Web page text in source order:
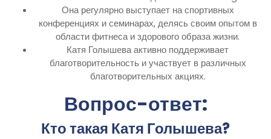
Она регулярно выступает на спортивных
конференциях и семинарах, делясь своим опытом в
области фитнеса и здорового образа жизни.
Катя Голышева активно поддерживает
благотворительность и участвует в различных
благотворительных акциях.
Вопрос-ответ:
Кто такая Катя Голышева?